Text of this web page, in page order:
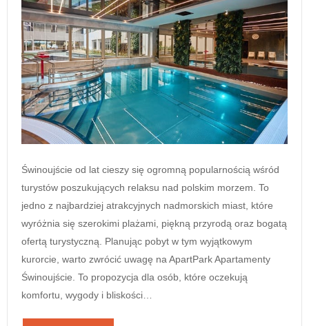
Świnoujście od lat cieszy się ogromną popularnością wśród
turystów poszukujących relaksu nad polskim morzem. To
jedno z najbardziej atrakcyjnych nadmorskich miast, które
wyróżnia się szerokimi plażami, piękną przyrodą oraz bogatą
ofertą turystyczną. Planując pobyt w tym wyjątkowym
kurorcie, warto zwrócić uwagę na ApartPark Apartamenty
Świnoujście. To propozycja dla osób, które oczekują
komfortu, wygody i bliskości…